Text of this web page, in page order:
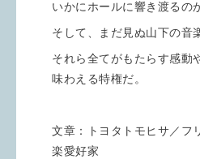
いかにホールに響き渡るの
そして、まだ見ぬ山下の音
それら全てがもたらす感動
味わえる特権だ。
文章：トヨタトモヒサ／フ
楽愛好家